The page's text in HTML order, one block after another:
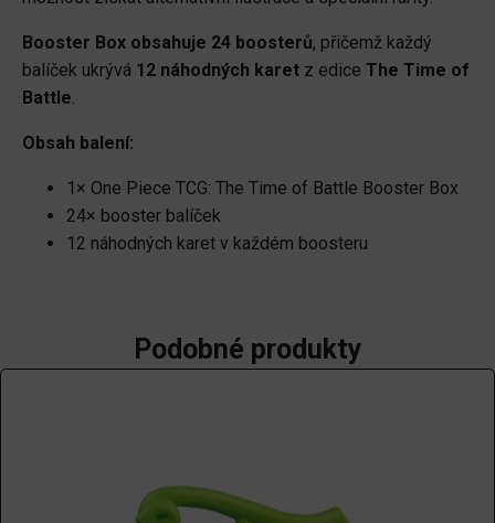
Booster Box obsahuje 24 boosterů, přičemž každý
balíček ukrývá 12 náhodných karet z edice The Time of
Battle.
Obsah balení:
1× One Piece TCG: The Time of Battle Booster Box
24× booster balíček
12 náhodných karet v každém boosteru
Podobné produkty